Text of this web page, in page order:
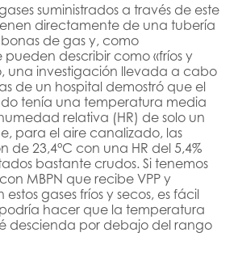
suministrados a través de este
directamente de una tubería
de gas y, como
describir como «fríos y
una investigación llevada a cabo
de un hospital demostró que el
tenía una temperatura media
relativa (HR) de solo un
para el aire canalizado, las
de 23,4°C con una HR del 5,4%
bastante crudos. Si tenemos
MBPN que recibe VPP y
gases fríos y secos, es fácil
hacer que la temperatura
descienda por debajo del rango